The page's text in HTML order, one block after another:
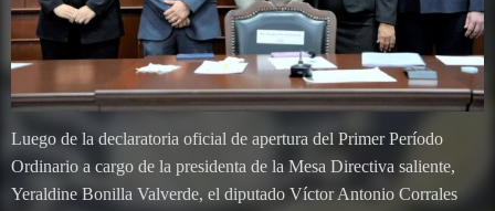
Luego de la declaratoria oficial de apertura del Primer Período
Ordinario a cargo de la presidenta de la Mesa Directiva saliente,
Yeraldine Bonilla Valverde, el diputado Víctor Antonio Corrales